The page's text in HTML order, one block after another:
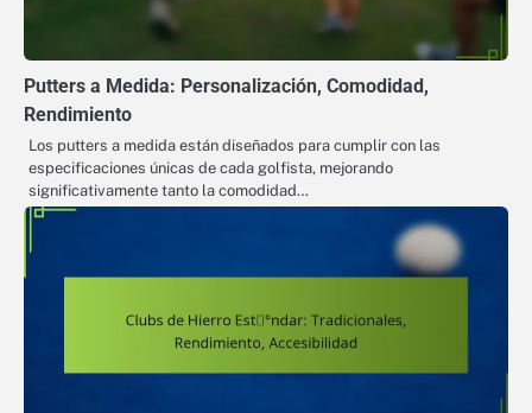
Putters a Medida: Personalización, Comodidad,
Rendimiento
Los putters a medida están diseñados para cumplir con las
especificaciones únicas de cada golfista, mejorando
significativamente tanto la comodidad…